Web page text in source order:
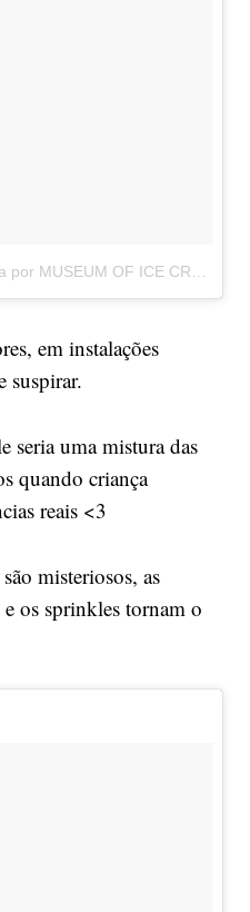
em instalações
suspirar.
seria uma mistura das
quando criança
reais <3
misteriosos, as
os sprinkles tornam o